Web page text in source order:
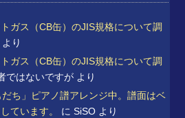
ガス（CB缶）のJIS規格について調
より
ガス（CB缶）のJIS規格について調
ではないですが より
ち」ピアノ譜アレンジ中。譜面はベ
ています。
にSiSO より